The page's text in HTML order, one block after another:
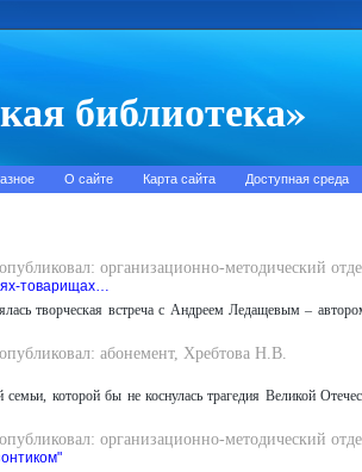
библиотека»
О сайте Карта сайта Доступная среда
организационно-методический
товарищах…
творческая встреча с Андреем Ледащевым –
абонемент, Хребтова Н.В.
семьи, которой бы не коснулась трагедия Великой
организационно-методический